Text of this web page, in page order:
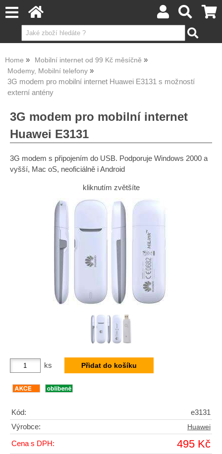
Home
Mobilní internet od 99 Kč měsíčně
Modemy, Mobilní telefony
3G modem pro mobilní internet Huawei E3131 s možností
externí antény
3G modem pro mobilní internet
Huawei E3131
3G modem s připojením do USB. Podporuje Windows 2000 a
vyšší, Mac oS, neoficiálně i Android
kliknutím zvětšíte
ks
Kód:
e3131
Výrobce:
Huawei
Cena s DPH: 495 Kč